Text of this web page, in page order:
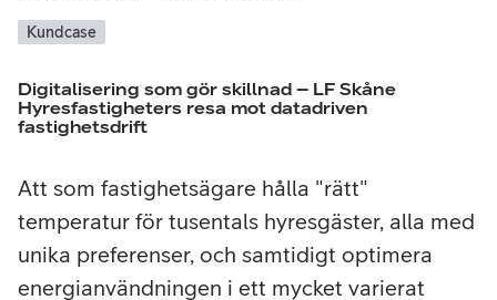
Kundcase
Digitalisering som gör skillnad – LF Skåne
Hyresfastigheters resa mot datadriven
fastighetsdrift
Att som fastighetsägare hålla "rätt"
temperatur för tusentals hyresgäster, alla med
unika preferenser, och samtidigt optimera
energianvändningen i ett mycket varierat